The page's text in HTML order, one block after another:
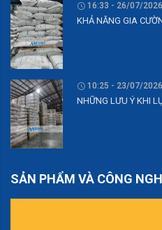
16:33 - 26/07/2026
KHẢ NĂNG GIA
10:25 - 23/07/2026
NHỮNG LƯU Ý KHI
SẢN PHẨM VÀ CÔNG